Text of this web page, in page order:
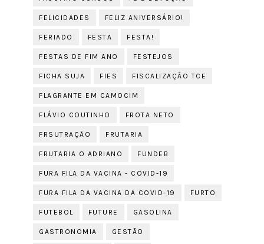
FELICIDADES FELIZ ANIVERSÁRIO!
FERIADO FESTA FESTA!
FESTAS DE FIM ANO FESTEJOS
FICHA SUJA FIES FISCALIZAÇÃO TCE
FLAGRANTE EM CAMOCIM
FLÁVIO COUTINHO FROTA NETO
FRSUTRAÇÃO FRUTARIA
FRUTARIA O ADRIANO FUNDEB
FURA FILA DA VACINA - COVID-19
FURA FILA DA VACINA DA COVID-19 FURTO
FUTEBOL FUTURE GASOLINA
GASTRONOMIA GESTÃO